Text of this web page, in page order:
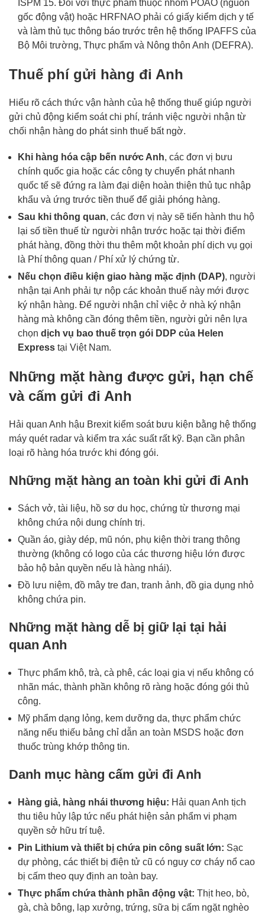
ISPM 15. Đối với thực phẩm thuộc nhóm POAO (nguồn
gốc động vật) hoặc HRFNAO phải có giấy kiểm dịch y tế
và làm thủ tục thông báo trước trên hệ thống IPAFFS của
Bộ Môi trường, Thực phẩm và Nông thôn Anh (DEFRA).
Thuế phí gửi hàng đi Anh
Hiểu rõ cách thức vận hành của hệ thống thuế giúp người
gửi chủ động kiểm soát chi phí, tránh việc người nhận từ
chối nhận hàng do phát sinh thuế bất ngờ.
Khi hàng hóa cập bến nước Anh, các đơn vị bưu
chính quốc gia hoặc các công ty chuyển phát nhanh
quốc tế sẽ đứng ra làm đại diện hoàn thiện thủ tục nhập
khẩu và ứng trước tiền thuế để giải phóng hàng.
Sau khi thông quan, các đơn vị này sẽ tiến hành thu hộ
lại số tiền thuế từ người nhận trước hoặc tại thời điểm
phát hàng, đồng thời thu thêm một khoản phí dịch vụ gọi
là Phí thông quan / Phí xử lý chứng từ.
Nếu chọn điều kiện giao hàng mặc định (DAP), người
nhận tại Anh phải tự nộp các khoản thuế này mới được
ký nhận hàng. Để người nhận chỉ việc ở nhà ký nhận
hàng mà không cần đóng thêm tiền, người gửi nên lựa
chọn dịch vụ bao thuế trọn gói DDP của Helen
Express tại Việt Nam.
Những mặt hàng được gửi, hạn chế
và cấm gửi đi Anh
Hải quan Anh hậu Brexit kiểm soát bưu kiện bằng hệ thống
máy quét radar và kiểm tra xác suất rất kỹ. Bạn cần phân
loại rõ hàng hóa trước khi đóng gói.
Những mặt hàng an toàn khi gửi đi Anh
Sách vở, tài liệu, hồ sơ du học, chứng từ thương mại
không chứa nội dung chính trị.
Quần áo, giày dép, mũ nón, phụ kiện thời trang thông
thường (không có logo của các thương hiệu lớn được
bảo hộ bản quyền nếu là hàng nhái).
Đồ lưu niệm, đồ mây tre đan, tranh ảnh, đồ gia dụng nhỏ
không chứa pin.
Những mặt hàng dễ bị giữ lại tại hải
quan Anh
Thực phẩm khô, trà, cà phê, các loại gia vị nếu không có
nhãn mác, thành phần không rõ ràng hoặc đóng gói thủ
công.
Mỹ phẩm dạng lỏng, kem dưỡng da, thực phẩm chức
năng nếu thiếu bảng chỉ dẫn an toàn MSDS hoặc đơn
thuốc trùng khớp thông tin.
Danh mục hàng cấm gửi đi Anh
Hàng giả, hàng nhái thương hiệu: Hải quan Anh tịch
thu tiêu hủy lập tức nếu phát hiện sản phẩm vi phạm
quyền sở hữu trí tuệ.
Pin Lithium và thiết bị chứa pin công suất lớn: Sạc
dự phòng, các thiết bị điện tử cũ có nguy cơ cháy nổ cao
bị cấm theo quy định an toàn bay.
Thực phẩm chứa thành phần động vật: Thịt heo, bò,
gà, chà bông, lạp xưởng, trứng, sữa bị cấm ngặt nghèo